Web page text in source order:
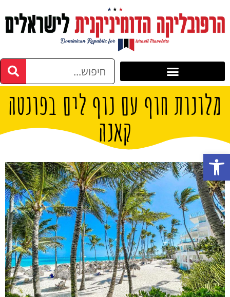
מלונות חוף עם נוף לים בפונטה
קאנה
פתח סרגל נגישות